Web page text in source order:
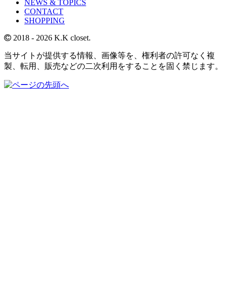
NEWS & TOPICS
CONTACT
SHOPPING
2018 - 2026 K.K closet.
当サイトが提供する情報、画像等を、権利者の許可なく複
製、転用、販売などの二次利用をすることを固く禁じます。